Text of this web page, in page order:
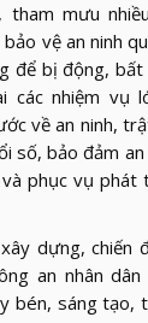
tham mưu
bảo vệ an ninh
để bị động,
các nhiệm vụ
về an ninh,
số, bảo đảm
phục vụ phát
dựng, chiến
an nhân
bén, sáng tạo,